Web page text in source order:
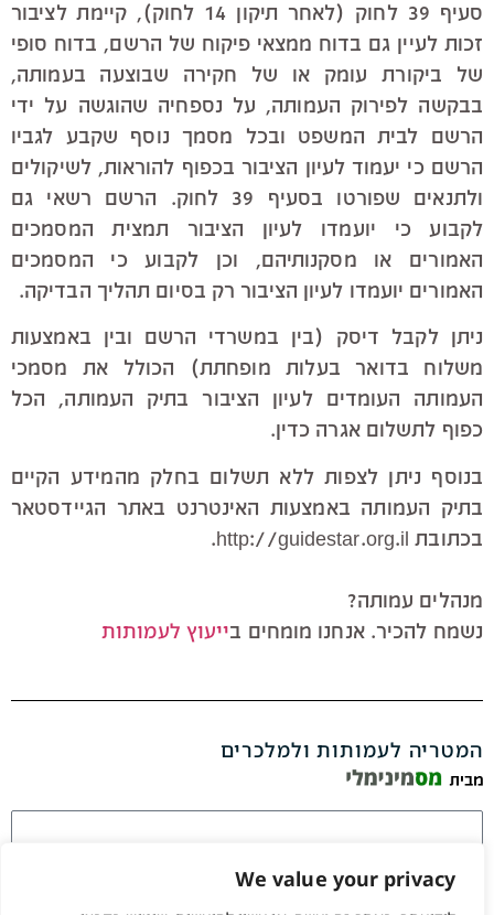
We value your privacy
סעיף 39 לחוק (לאחר תיקון 14 לחוק), קיימת לציבור
זכות לעיין גם בדוח ממצאי פיקוח של הרשם, בדוח סופי
של ביקורת עומק או של חקירה שבוצעה בעמותה,
בבקשה לפירוק העמותה, על נספחיה שהוגשה על ידי
הרשם לבית המשפט ובכל מסמך נוסף שקבע לגביו
הרשם כי יעמוד לעיון הציבור בכפוף להוראות, לשיקולים
ולתנאים שפורטו בסעיף 39 לחוק. הרשם רשאי גם
לקבוע כי יועמדו לעיון הציבור תמצית המסמכים
האמורים או מסקנותיהם, וכן לקבוע כי המסמכים
האמורים יועמדו לעיון הציבור רק בסיום תהליך הבדיקה.
ניתן לקבל דיסק (בין במשרדי הרשם ובין באמצעות
משלוח בדואר בעלות מופחתת) הכולל את מסמכי
העמותה העומדים לעיון הציבור בתיק העמותה, הכל
כפוף לתשלום אגרה כדין.
בנוסף ניתן לצפות ללא תשלום בחלק מהמידע הקיים
בתיק העמותה באמצעות האינטרנט באתר הגיידסטאר
בכתובת http://guidestar.org.il.
מנהלים עמותה?
נשמח להכיר. אנחנו מומחים בייעוץ לעמותות
המטריה לעמותות ולמלכרים